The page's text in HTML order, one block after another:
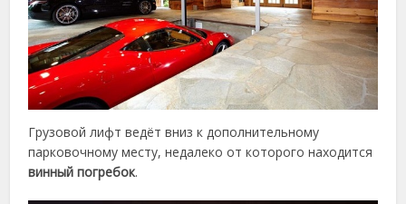
Грузовой лифт ведёт вниз к дополнительному
парковочному месту, недалеко от которого находится
винный погребок.